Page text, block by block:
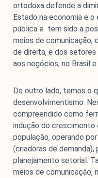
ortodoxa defende a
Estado na economia e o
pública e tem sido a
meios de comunicação,
de direita, e dos
aos negócios, no Brasil e
Do outro lado, temos o
desenvolvimentismo.
compreendido como
indução do
população, operando
(criadoras de
planejamento setorial.
meios de comunicação,